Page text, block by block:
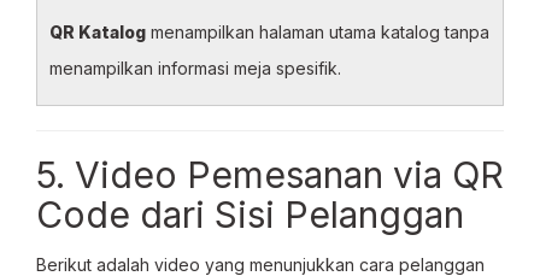
QR Katalog menampilkan halaman utama katalog tanpa
menampilkan informasi meja spesifik.
5. Video Pemesanan via QR
Code dari Sisi Pelanggan
Berikut adalah video yang menunjukkan cara pelanggan